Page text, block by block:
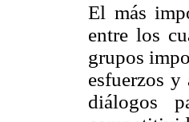
El más
entre los
grupos
esfuerzos y
diálogos